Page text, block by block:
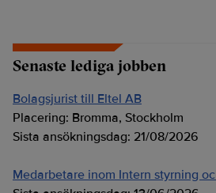
Senaste lediga jobben
Bolagsjurist till Eltel AB
Placering: Bromma, Stockholm
Sista ansökningsdag: 21/08/2026
Medarbetare inom Intern styrning